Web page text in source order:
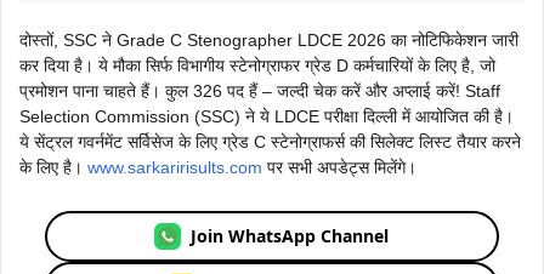
दोस्तों, SSC ने Grade C Stenographer LDCE 2026 का नोटिफिकेशन जारी
कर दिया है। ये मौका सिर्फ विभागीय स्टेनोग्राफर ग्रेड D कर्मचारियों के लिए है, जो
प्रमोशन पाना चाहते हैं। कुल 326 पद हैं – जल्दी चेक करें और अप्लाई करें! Staff
Selection Commission (SSC) ने ये LDCE परीक्षा दिल्ली में आयोजित की है।
ये सेंट्रल गवर्नमेंट सर्विसेज के लिए ग्रेड C स्टेनोग्राफर्स की सिलेक्ट लिस्ट तैयार करने
के लिए है। www.sarkaririsults.com पर सभी अपडेट्स मिलेंगे।
Join WhatsApp Channel